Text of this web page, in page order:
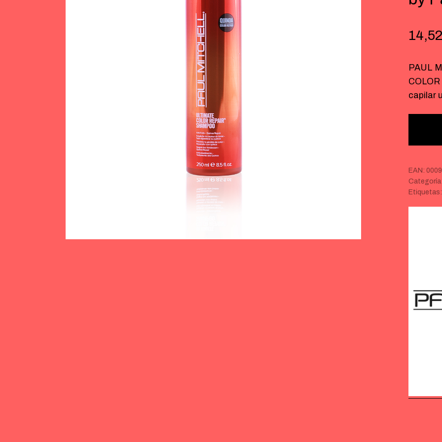
14,52
PAUL
capilar
EAN: